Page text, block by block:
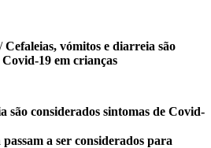
/Cefaleias, vómitos e diarreia são
19 em crianças
são considerados sintomas de Covid-
a ser considerados para